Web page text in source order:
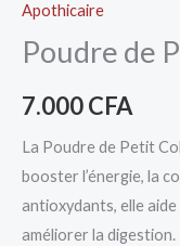
Apothicaire
Poudre de
7.000CFA
La Poudre de Petit
booster l’énergie, la
antioxydants, elle
améliorer la